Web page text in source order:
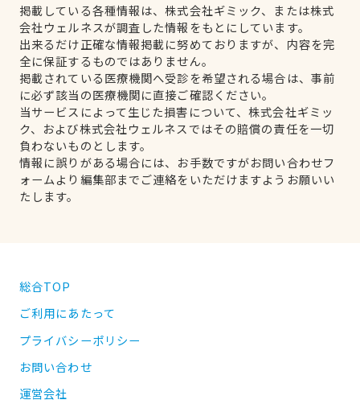
掲載している各種情報は、株式会社ギミック、または株式
会社ウェルネスが調査した情報をもとにしています。
出来るだけ正確な情報掲載に努めておりますが、内容を完
全に保証するものではありません。
掲載されている医療機関へ受診を希望される場合は、事前
に必ず該当の医療機関に直接ご確認ください。
当サービスによって生じた損害について、株式会社ギミッ
ク、および株式会社ウェルネスではその賠償の責任を一切
負わないものとします。
情報に誤りがある場合には、お手数ですがお問い合わせフ
ォームより編集部までご連絡をいただけますようお願いい
たします。
総合TOP
ご利用にあたって
プライバシーポリシー
お問い合わせ
運営会社